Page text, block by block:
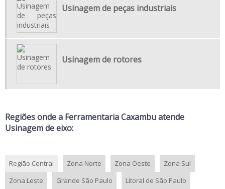
FABRICANTE DE PEÇAS PARA INDÚSTRIAS
FABRICAÇÃO DE COMPONENTES SOB MEDIDA
FABRICAÇÃO DE PEÇAS USINADAS
MANUTENÇÃO CORRETIVA DE COMPONENTES INDUSTRIAIS
REFORMA DE ROTORES PESADOS
REPARO DE PÁS DE TURBINA
SERVIÇO DE USINAGEM DE PEÇAS INDUSTRIAIS
SERVIÇO DE USINAGEM INDUSTRIAL
Usinagem de peças industriais
Usinagem de rotores
Regiões onde a Ferramentaria Caxambu atende
Usinagem de eixo:
Região Central Zona Norte Zona Oeste
Zona Sul
Zona Leste
Grande São Paulo Litoral de São Paulo